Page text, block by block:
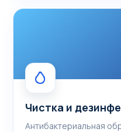
Чистка и
Антибактериальная